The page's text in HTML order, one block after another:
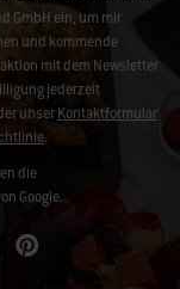
GmbH ein, um mir
und kommende
mit dem Newsletter
jederzeit
unserKontaktformular
.
die
Google.